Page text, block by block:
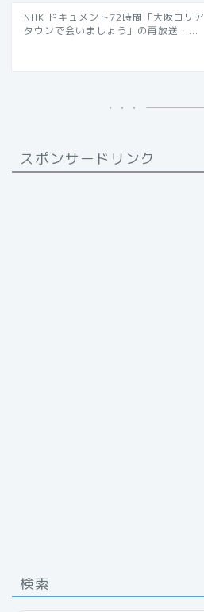
NHK ドキュメント72時間「大阪コリア
タウンで会いましょう」の再放送・...
スポンサードリンク
検索